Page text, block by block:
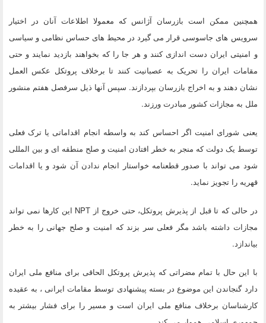
همچنین ممکن است بازرسان آژانس که معمولا اطلاعات آنان در اختیار
سرویس های جاسوسی قرار می گیرد در محیط های حساس نظامی و سیاسی
و امنیتی ایران دست اندازی کنند و هر جا را که بخواهند بازدید نمایند و حتی
مقامات ایران را تحریک به عصبانیت کنند تا برخلاف پروتکل عکس العمل
نشان دهند و به اخراج بازرسان بپردازند. سپس آنها ذیل سرفصل هفتم منشور
ملل به مجازات کشور مبادرت ورزند.
یعنی شورای امنیت اگر احساس کند به واسطه انجام اقداماتی یا ترک فعلی
توسط یک دولت که منجر به خطر افتادن امنیت و صلح منطقه ای و بین المللی
شود می تواند با صدور قطعنامه خواستار انجام ندادن آن شود و یا اقدامات
قهریه را تجویز نماید.
در حالی که تا قبل از پذیرش پروتکل، حتی خروج از NPT این کارها نمی تواند
مجازات داشته باشد مگر فعلی سر بزند که امنیت و صلح جهانی را به خطر
بیاندازد.
با این حال با تمام مضراتی که پذیرش پروتکل الحاقی برای منافع ملی ایران
دارد گنجاندن این موضوع در بسته پیشنهادی توسط مقامات ایرانی ، به عقیده
کارشناسان برخلاف منافع ملی ایران است و مسیر را برای فشار بیشتر به